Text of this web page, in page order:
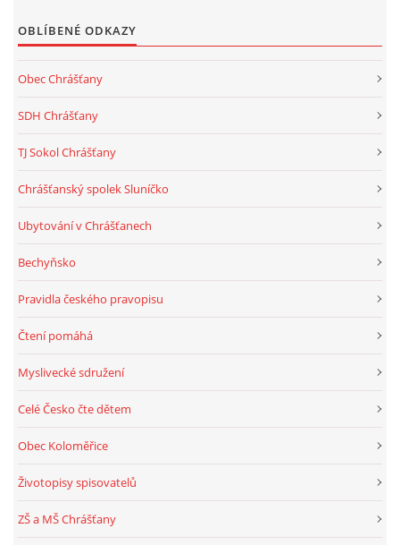
OBLÍBENÉ ODKAZY
Obec Chrášťany
SDH Chrášťany
TJ Sokol Chrášťany
Chrášťanský spolek Sluníčko
Ubytování v Chrášťanech
Bechyňsko
Pravidla českého pravopisu
Čtení pomáhá
Myslivecké sdružení
Celé Česko čte dětem
Obec Koloměřice
Životopisy spisovatelů
ZŠ a MŠ Chrášťany